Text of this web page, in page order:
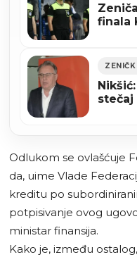
finala
stečaj
Odlukom se ovlašćuje
da, uime Vlade
kreditu po
potpisivanje ovog
ministar finansija.
Kako je, između